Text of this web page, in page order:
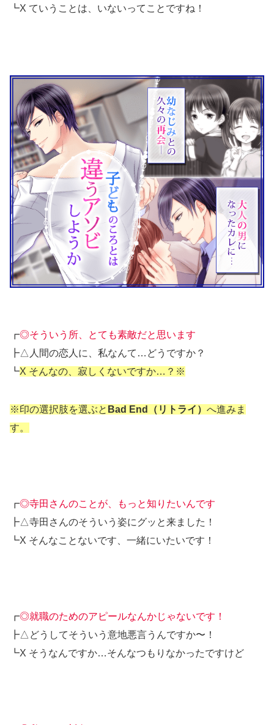
┗X ていうことは、いないってことですね！
┏◎そういう所、とても素敵だと思います
┣△人間の恋人に、私なんて…どうですか？
┗X そんなの、寂しくないですか…？※
※印の選択肢を選ぶと Bad End（リトライ） へ進みま
す。
┏◎寺田さんのことが、もっと知りたいんです
┣△寺田さんのそういう姿にグッと来ました！
┗X そんなことないです、一緒にいたいです！
┏◎就職のためのアピールなんかじゃないです！
┣△どうしてそういう意地悪言うんですか〜！
┗X そうなんですか…そんなつもりなかったですけど